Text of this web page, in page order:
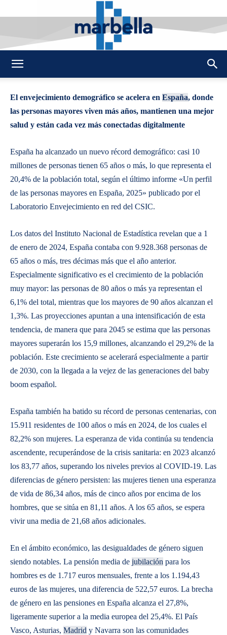
El envejecimiento demográfico se acelera en España, donde
las personas mayores viven más años, mantienen una mejor
salud y están cada vez más conectadas digitalmente
España ha alcanzado un nuevo récord demográfico: casi 10
millones de personas tienen 65 años o más, lo que representa el
20,4% de la población total, según el último informe «Un perfil
de las personas mayores en España, 2025» publicado por el
Laboratorio Envejecimiento en red del CSIC.
Los datos del Instituto Nacional de Estadística revelan que a 1
de enero de 2024, España contaba con 9.928.368 personas de
65 años o más, tres décimas más que el año anterior.
Especialmente significativo es el crecimiento de la población
muy mayor: las personas de 80 años o más ya representan el
6,1% del total, mientras que los mayores de 90 años alcanzan el
1,3%. Las proyecciones apuntan a una intensificación de esta
tendencia, de manera que para 2045 se estima que las personas
mayores superarán los 15,9 millones, alcanzando el 29,2% de la
población. Este crecimiento se acelerará especialmente a partir
de 2030, con la llegada a la vejez de las generaciones del baby
boom español.
España también ha batido su récord de personas centenarias, con
15.911 residentes de 100 años o más en 2024, de los cuales el
82,2% son mujeres. La esperanza de vida continúa su tendencia
ascendente, recuperándose de la crisis sanitaria: en 2023 alcanzó
los 83,77 años, superando los niveles previos al COVID-19. Las
diferencias de género persisten: las mujeres tienen una esperanza
de vida de 86,34 años, más de cinco años por encima de los
hombres, que se sitúa en 81,11 años. A los 65 años, se espera
vivir una media de 21,68 años adicionales.
En el ámbito económico, las desigualdades de género siguen
siendo notables. La pensión media de jubilación para los
hombres es de 1.717 euros mensuales, frente a los 1.194,43
euros de las mujeres, una diferencia de 522,57 euros. La brecha
de género en las pensiones en España alcanza el 27,8%,
ligeramente superior a la media europea del 25,4%. El País
Vasco, Asturias, Madrid y Navarra son las comunidades